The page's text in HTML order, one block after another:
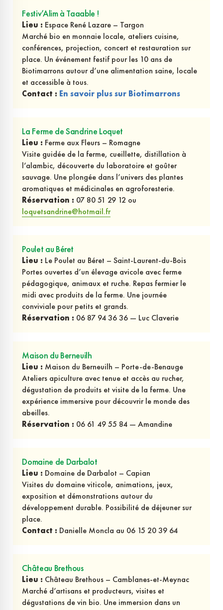
Festiv’Alim à Taaable !
Lieu : Espace René Lazare – Targon
Marché bio en monnaie locale, ateliers cuisine,
conférences, projection, concert et restauration sur
place. Un événement festif pour les 10 ans de
Biotimarrons autour d’une alimentation saine, locale
et accessible à tous.
Contact : En savoir plus sur Biotimarrons
La Ferme de Sandrine Loquet
Lieu : Ferme aux Fleurs – Romagne
Visite guidée de la ferme, cueillette, distillation à
l’alambic, découverte du laboratoire et goûter
sauvage. Une plongée dans l’univers des plantes
aromatiques et médicinales en agroforesterie.
Réservation : 07 80 51 29 12 ou
loquetsandrine@hotmail.fr
Poulet au Béret
Lieu : Le Poulet au Béret – Saint-Laurent-du-Bois
Portes ouvertes d’un élevage avicole avec ferme
pédagogique, animaux et ruche. Repas fermier le
midi avec produits de la ferme. Une journée
conviviale pour petits et grands.
Réservation : 06 87 94 36 36 — Luc Claverie
Maison du Berneuilh
Lieu : Maison du Berneuilh – Porte-de-Benauge
Ateliers apiculture avec tenue et accès au rucher,
dégustation de produits et visite de la ferme. Une
expérience immersive pour découvrir le monde des
abeilles.
Réservation : 06 61 49 55 84 — Amandine
Domaine de Darbalot
Lieu : Domaine de Darbalot – Capian
Visites du domaine viticole, animations, jeux,
exposition et démonstrations autour du
développement durable. Possibilité de déjeuner sur
place.
Contact : Danielle Moncla au 06 15 20 39 64
Château Brethous
Lieu : Château Brethous – Camblanes-et-Meynac
Marché d’artisans et producteurs, visites et
dégustations de vin bio. Une immersion dans un